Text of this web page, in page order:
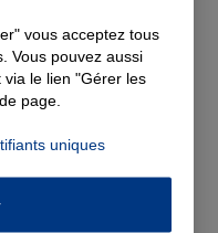
vous acceptez tous
Vous pouvez aussi
le lien "Gérer les
page.
uniques